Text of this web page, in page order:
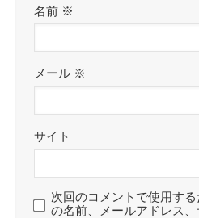
名前 ※
メール ※
サイト
次回のコメントで使用す
の名前、メールアドレス、